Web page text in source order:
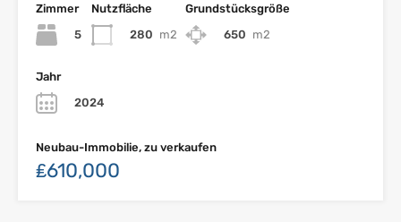
Zimmer
5
Nutzfläche
280 m2
Grundstücksgröße
650 m2
Jahr
2024
Neubau-Immobilie, zu verkaufen
₤610,000